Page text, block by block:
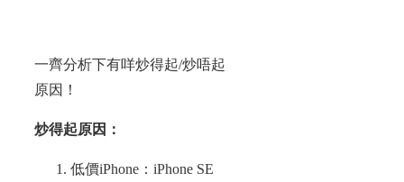
一齊分析下有咩炒得起/炒唔起
原因！
炒得起原因：
低價iPhone：iPhone SE